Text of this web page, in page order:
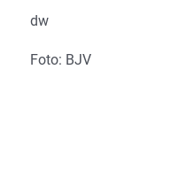
dw
Foto: BJV